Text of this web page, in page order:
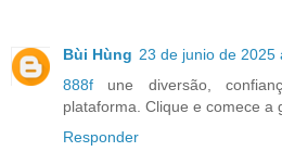
Bùi Hùng 23 de junio de 2025
888f une diversão,
plataforma. Clique e comece a
Responder